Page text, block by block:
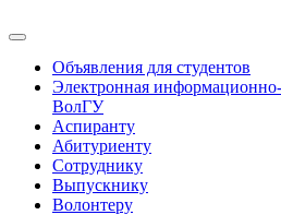
Объявления для студентов
Электронная информационно-
ВолГУ
Аспиранту
Абитуриенту
Сотруднику
Выпускнику
Волонтеру